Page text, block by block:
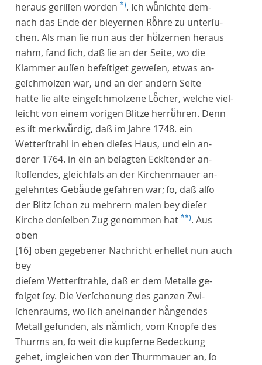
heraus geriſſen worden *). Ich wuͤnſchte dem-
nach das Ende der bleyernen Roͤhre zu unterſu-
chen. Als man ſie nun aus der hoͤlzernen heraus
nahm, fand ſich, daß ſie an der Seite, wo die
Klammer auſſen befeſtiget geweſen, etwas an-
geſchmolzen war, und an der andern Seite
hatte ſie alte eingeſchmolzene Loͤcher, welche viel-
leicht von einem vorigen Blitze herruͤhren. Denn
es iſt merkwuͤrdig, daß im Jahre 1748. ein
Wetterſtrahl in eben dieſes Haus, und ein an-
derer 1764. in ein an beſagten Eckſtender an-
ſtoſſendes, gleichfals an der Kirchenmauer an-
gelehntes Gebaͤude gefahren war; ſo, daß alſo
der Blitz ſchon zu mehrern malen bey dieſer
Kirche denſelben Zug genommen hat **). Aus
oben
[16] oben gegebener Nachricht erhellet nun auch
bey
dieſem Wetterſtrahle, daß er dem Metalle ge-
folget ſey. Die Verſchonung des ganzen Zwi-
ſchenraums, wo ſich aneinander haͤngendes
Metall gefunden, als naͤmlich, vom Knopfe des
Thurms an, ſo weit die kupferne Bedeckung
gehet, imgleichen von der Thurmmauer an, ſo